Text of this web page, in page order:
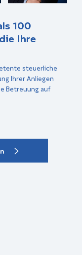
100
Ihre
steuerliche
Ihrer Anliegen
Betreuung auf